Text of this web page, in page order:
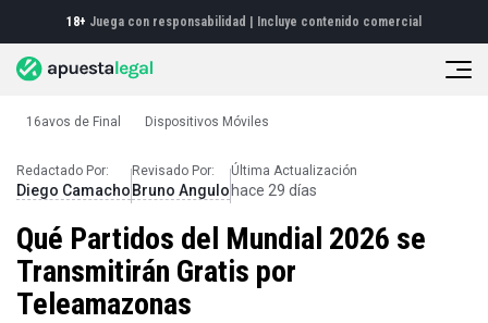
18+ Juega con responsabilidad | Incluye contenido comercial
16avos de Final Dispositivos Móviles
Fútbol Mundial Gratis por Teleamazonas
Redactado Por:
Diego Camacho
Revisado Por:
Bruno Angulo
Última Actualización
hace 29 días
Qué Partidos del Mundial 2026 se
Transmitirán Gratis por
Teleamazonas